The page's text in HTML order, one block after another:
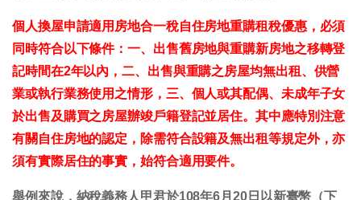
個人換屋申請適用房地合一稅自住房地重購租稅優惠，必須
同時符合以下條件：一、出售舊房地與重購新房地之移轉登
記時間在2年以內，二、出售與重購之房屋均無出租、供營
業或執行業務使用之情形，三、個人或其配偶、未成年子女
於出售及購買之房屋辦竣戶籍登記並居住。其中應特別注意
有關自住房地的認定，除需符合設籍及無出租等規定外，亦
須有實際居住的事實，始符合適用要件。
舉例來說，納稅義務人甲君於108年6月20日以新臺幣（下